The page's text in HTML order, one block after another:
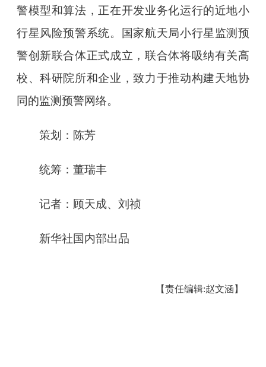
警模型和算法，正在开发业务化运行的近地小
行星风险预警系统。国家航天局小行星监测预
警创新联合体正式成立，联合体将吸纳有关高
校、科研院所和企业，致力于推动构建天地协
同的监测预警网络。
策划：陈芳
统筹：董瑞丰
记者：顾天成、刘祯
新华社国内部出品
【责任编辑:赵文涵】